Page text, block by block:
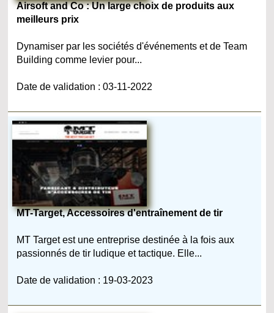
Airsoft and Co : Un large choix de produits aux
meilleurs prix
Dynamiser par les sociétés d'événements et de Team
Building comme levier pour...
Date de validation : 03-11-2022
MT-Target, Accessoires d'entraînement de tir
MT Target est une entreprise destinée à la fois aux
passionnés de tir ludique et tactique. Elle...
Date de validation : 19-03-2023